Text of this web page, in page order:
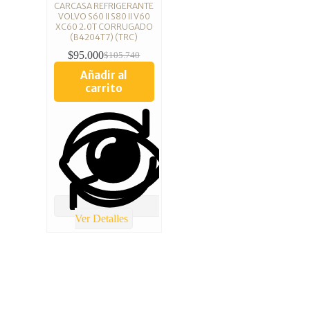
CARCASA REFRIGERANTE
VOLVO S60 II S80 II V60
XC60 2.0T CORRUGADO
(B4204T7) (TRC)
$105.740
$95.000
Añadir al
carrito
Ver Detalles